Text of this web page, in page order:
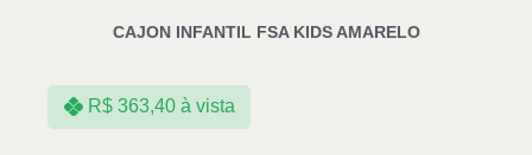
CAJON INFANTIL FSA KIDS AMARELO
R$363,40 à vista